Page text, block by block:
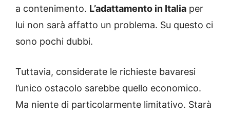
a contenimento. L’adattamento in Italia per
lui non sarà affatto un problema. Su questo ci
sono pochi dubbi.
Tuttavia, considerate le richieste bavaresi
l’unico ostacolo sarebbe quello economico.
Ma niente di particolarmente limitativo. Starà